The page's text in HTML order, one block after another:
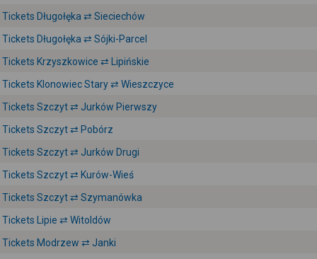
Tickets Długołęka ⇄ Sieciechów
Tickets Długołęka ⇄ Sójki-Parcel
Tickets Krzyszkowice ⇄ Lipińskie
Tickets Klonowiec Stary ⇄ Wieszczyce
Tickets Szczyt ⇄ Jurków Pierwszy
Tickets Szczyt ⇄ Pobórz
Tickets Szczyt ⇄ Jurków Drugi
Tickets Szczyt ⇄ Kurów-Wieś
Tickets Szczyt ⇄ Szymanówka
Tickets Lipie ⇄ Witoldów
Tickets Modrzew ⇄ Janki